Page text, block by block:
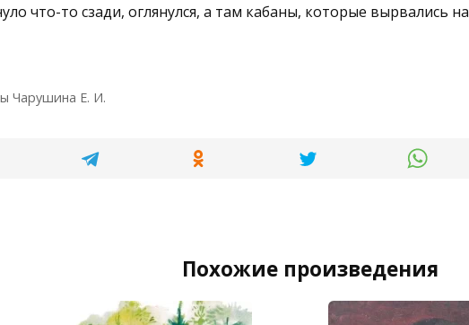
что-то сзади, оглянулся, а там кабаны, которые вырвались на
Чарушина Е. И.
Похожие произведения